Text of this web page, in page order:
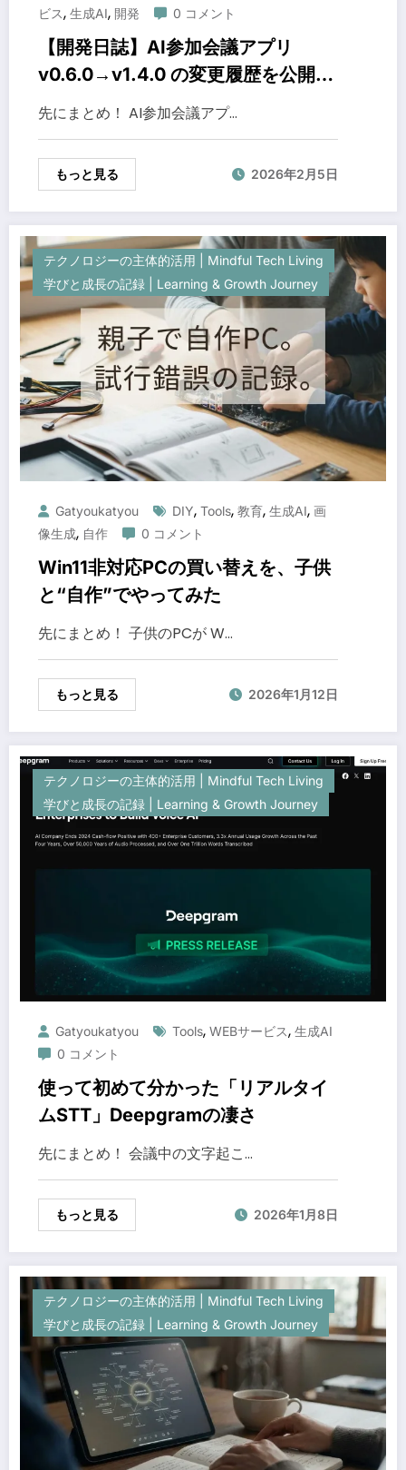
ビス, 生成AI, 開発 0 コメント
【開発日誌】AI参加会議アプリ
v0.6.0→v1.4.0 の変更履歴を公開し
た（CHANGELOG）
先にまとめ！ AI参加会議アプ…
もっと見る 2026年2月5日
テクノロジーの主体的活用 | Mindful Tech Living
学びと成長の記録 | Learning & Growth Journey
Gatyoukatyou DIY, Tools, 教育, 生成AI, 画
像生成, 自作 0 コメント
Win11非対応PCの買い替えを、子供
と“自作”でやってみた
先にまとめ！ 子供のPCが W…
もっと見る 2026年1月12日
テクノロジーの主体的活用 | Mindful Tech Living
学びと成長の記録 | Learning & Growth Journey
Gatyoukatyou Tools, WEBサービス, 生成AI
0 コメント
使って初めて分かった「リアルタイ
ムSTT」Deepgramの凄さ
先にまとめ！ 会議中の文字起こ…
もっと見る 2026年1月8日
テクノロジーの主体的活用 | Mindful Tech Living
学びと成長の記録 | Learning & Growth Journey